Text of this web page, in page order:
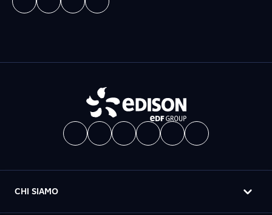
CHI SIAMO